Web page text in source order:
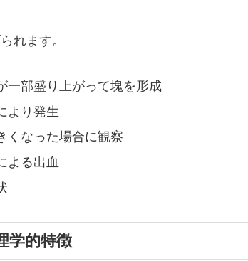
れます。
一部盛り上がって塊を形成
より発生
くなった場合に観察
よる出血
学的特徴